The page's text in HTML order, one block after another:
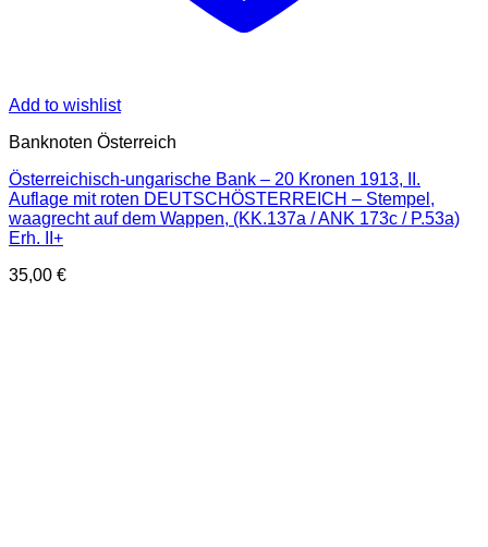
Add to wishlist
Banknoten Österreich
Österreichisch-ungarische Bank – 20 Kronen 1913, II.
Auflage mit roten DEUTSCHÖSTERREICH – Stempel,
waagrecht auf dem Wappen, (KK.137a / ANK 173c / P.53a)
Erh. II+
35,00 €